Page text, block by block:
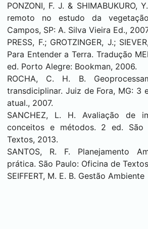
PONZONI, F. J. & SHIMABUKURO,
remoto no estudo da
Campos, SP: A. Silva Vieira Ed.,
PRESS, F.; GROTZINGER, J.;
Para Entender a Terra. Tradução
ed. Porto Alegre: Bookman, 2006.
ROCHA, C. H. B.
transdiciplinar. Juiz de Fora, MG: 3
atual., 2007.
SANCHEZ, L. H. Avaliação de
conceitos e métodos. 2 ed. São
Textos, 2013.
SANTOS, R. F. Planejamento
prática. São Paulo: Oficina de
SEIFFERT, M. E. B. Gestão Ambiente